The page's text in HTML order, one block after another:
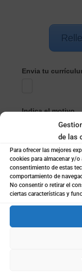
de las
Para ofrecer las mejores
cookies para almacenar y/
consentimiento de estas
comportamiento de
No consentir o retirar el
ciertas características y
Envia tu
Indica el motivo
Selecciona el
Selecciona
el
Nombre*
Apellidos